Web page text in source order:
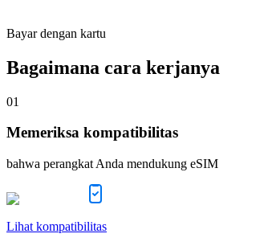
Bayar dengan kartu
Bagaimana cara kerjanya
01
Memeriksa kompatibilitas
bahwa perangkat Anda mendukung eSIM
Lihat kompatibilitas